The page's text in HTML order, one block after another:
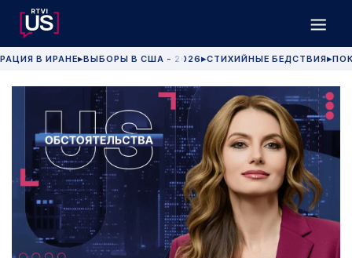
В ИРАНЕ▶ВЫБОРЫ В США - 2026 ▶СТИХИЙНЫЕ БЕДСТВИЯ▶